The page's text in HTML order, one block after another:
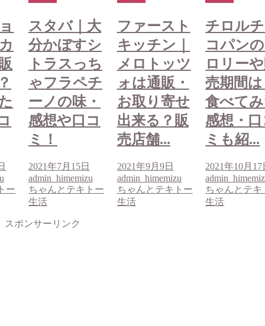
ー
ファースト
キッチン｜
メロトッツ
ォは通販・
お取り寄せ
出来る？販
売店舗...
2021年9月9日
admin_himemizu
ちゃんとテキトー
生活
チロルチョ
コパンのカ
ロリーや販
売期間は？
食べてみた
感想・口コ
ミも紹...
2021年10月17日
admin_himemizu
ちゃんとテキトー
生活
スタバ
分かぼ
トラス
ゃフラ
ーノの
感想や
ミ！
2021年7月15
ちゃんとテキ
生活
スポンサーリンク